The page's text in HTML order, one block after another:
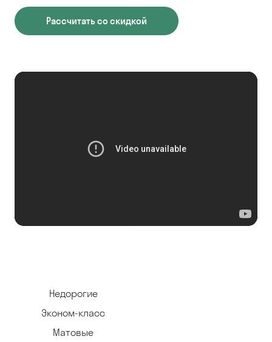
Рассчитать со скидкой
Недорогие
Эконом-класс
Матовые